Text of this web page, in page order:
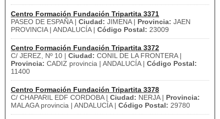
Centro Formación Fundación Tripartita 3371
PASEO DE ESPAÑA | Ciudad: JIMENA | Provincia: JAEN
PROVINCIA | ANDALUCÍA | Código Postal: 23009
Centro Formación Fundación Tripartita 3372
C/ JEREZ, Nº 10 | Ciudad: CONIL DE LA FRONTERA |
Provincia: CADIZ provincia | ANDALUCÍA | Código Postal:
11400
Centro Formación Fundación Tripartita 3378
C/ CHAPARIL EDF CORDOBA | Ciudad: NERJA | Provincia:
MALAGA provincia | ANDALUCÍA | Código Postal: 29780